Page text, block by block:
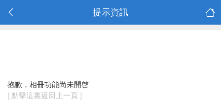
提示資訊
抱歉，相冊功能尚未開啓
[ 點擊這裏返回上一頁 ]